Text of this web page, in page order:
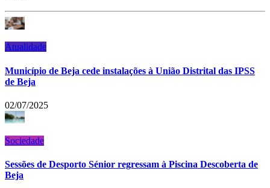
Atualidade
Município de Beja cede instalações à União Distrital das IPSS
de Beja
02/07/2025
Sociedade
Sessões de Desporto Sénior regressam à Piscina Descoberta de
Beja